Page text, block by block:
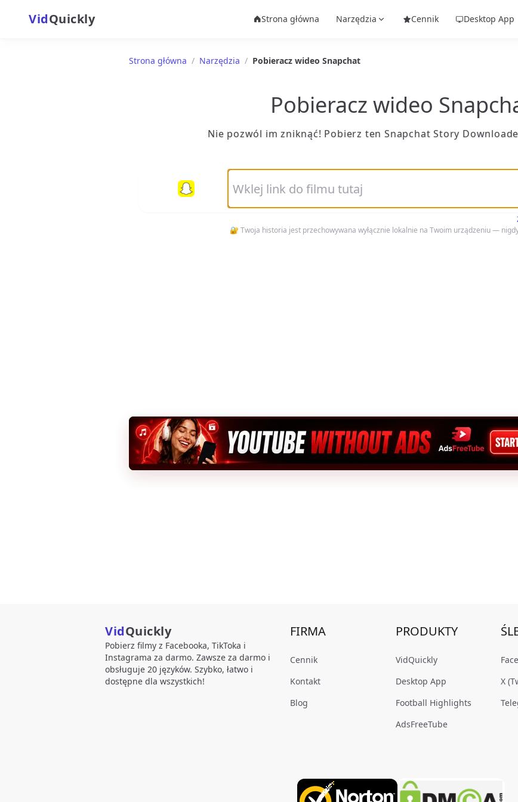
VidQuickly Strona główna Narzędzia Cennik Desktop App
Strona główna / Narzędzia / Pobieracz wideo Snapchat
Pobieracz wideo
Nie pozwól im zniknąć! Pobierz ten Snapchat Story
🔐 Twoja historia jest przechowywana wyłącznie lokalnie na Twoim urządzeniu —
VidQuickly
Pobierz filmy z Facebooka, TikToka i
Instagrama za darmo. Zawsze za darmo i
obsługuje 20 języków. Szybko, łatwo i
dostępne dla wszystkich!
FIRMA
Cennik
Kontakt
Blog
PRODUKTY
VidQuickly
Desktop App
Football Highlights
AdsFreeTube
X